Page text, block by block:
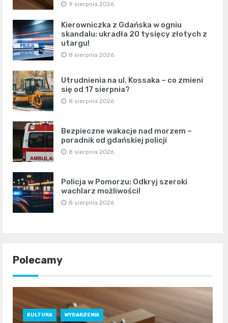
9 sierpnia 2026
Kierowniczka z Gdańska w ogniu
skandalu: ukradła 20 tysięcy złotych z
utargu!
8 sierpnia 2026
Utrudnienia na ul. Kossaka – co zmieni
się od 17 sierpnia?
8 sierpnia 2026
Bezpieczne wakacje nad morzem –
poradnik od gdańskiej policji
8 sierpnia 2026
Policja w Pomorzu: Odkryj szeroki
wachlarz możliwości!
8 sierpnia 2026
Polecamy
KULTURA WYDARZENIA